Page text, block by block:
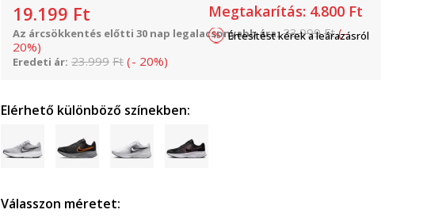
19.199 Ft
Az árcsökkentés előtti 30 nap legalacsonyabb ára: 23.999 Ft (-
20%)
Eredeti ár: 23.999 Ft (- 20%)
Megtakarítás: 4.800 Ft
Értesítést kérek a leárazásról
Elérhető különböző színekben:
Válasszon méretet: